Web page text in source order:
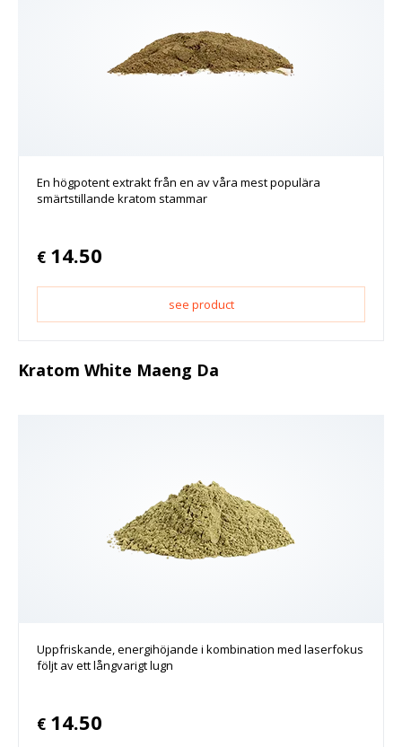
En högpotent extrakt från en av våra mest populära
smärtstillande kratom stammar
€ 14.50
see product
Kratom White Maeng Da
Uppfriskande, energihöjande i kombination med laserfokus
följt av ett långvarigt lugn
€ 14.50